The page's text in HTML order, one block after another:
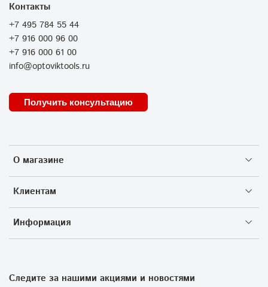
О магазине
Клиентам
Информация
Контакты
+7 495 784 55 44
+7 916 000 96 00
+7 916 000 61 00
info@optoviktools.ru
Получить консультацию
Следите за нашими акциями и новостями